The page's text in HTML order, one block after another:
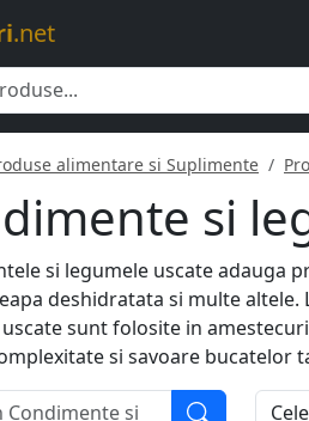
.net
alimentare si Suplimente
si
si legumele uscate adauga
deshidratata si multe
sunt folosite in
si savoare bucatelor